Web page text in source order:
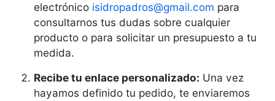
electrónico isidropadros@gmail.com para
consultarnos tus dudas sobre cualquier
producto o para solicitar un presupuesto a tu
medida.
Recibe tu enlace personalizado: Una vez
hayamos definido tu pedido, te enviaremos